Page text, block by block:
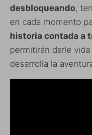
desbloqueando,
en cada momento
historia contada a
permitirán darle
desarrolla la